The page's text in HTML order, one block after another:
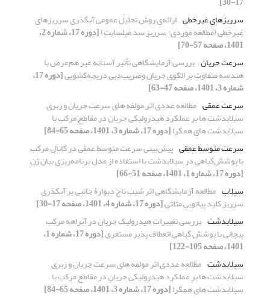
سرریزهای غیرخطی ارائه‌ی روش تحلیل عمومی آبگذری سرریزهای
غیرخطی (مطالعه موردی: سرریز سد میلسایت) [دوره 17، شماره 2،
1401، صفحه 57-70]
سرعت جریان بررسی آزمایشگاهی تأثیر آستانه غیر هم‌عرض با
هندسه متفاوت بر الگوی جریان وضریب‌دبی دریچه‌کشویی [دوره 17،
شماره 3، 1401، صفحه 47-63]
سرعت عمقی مطالعه عددی اثر مولفه های سرعت جریان و زبری
سیلابدشت ها بر عملکرد هیدرولیکی جریان در مقاطع مرکب با
سیلابدشت های همگرا[دوره 17، شماره 3، 1401، صفحه 65-84]
سرعت متوسط عمقی پیش‌بینی سرعت متوسط عمقی در کانال مرکب
با پوشش‌گیاهی در سیلابدشت با استفاده از مدل برنامه‌ریزی بیان ژن
[دوره 17، شماره 1، 1401، صفحه 51-66]
سیلاب مطالعه آزمایشگاهی اثر شیب تاج دیوارۀ جانبی بر آبگذری
سرریز کلید پیانویی مثلثی[دوره 17، شماره 4، 1401، صفحه 17-30]
سیلابدشت بررسی تغییرات هیدرولیک جریان در آبراهه مرکب
پیچانی با پوشش گیاهی انعطاف پذیر مستغرق [دوره 17، شماره 1،
1401، صفحه 105-122]
سیلابدشت مطالعه عددی اثر مولفه های سرعت جریان و زبری
سیلابدشت ها بر عملکرد هیدرولیکی جریان در مقاطع مرکب با
سیلابدشت های همگرا[دوره 17، شماره 3، 1401، صفحه 65-84]